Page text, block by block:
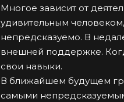
Многое зависит от
удивительным
непредсказуемо. В
внешней поддержке.
свои навыки.
В ближайшем будущем
самыми